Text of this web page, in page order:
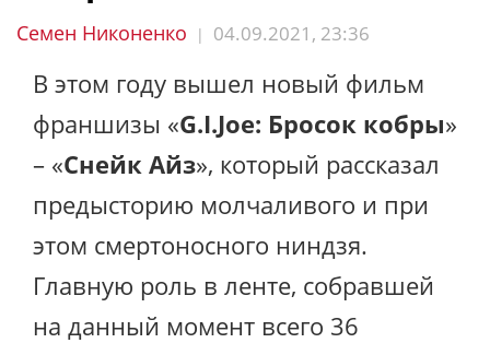
Семен Никоненко | 04.09.2021, 23:36
В этом году вышел новый фильм
франшизы «G.I.Joe: Бросок кобры»
– «Снейк Айз», который рассказал
предысторию молчаливого и при
этом смертоносного ниндзя.
Главную роль в ленте, собравшей
на данный момент всего 36